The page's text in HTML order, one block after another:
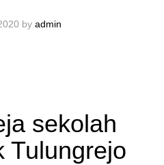
by admin
sekolah
Tulungrejo